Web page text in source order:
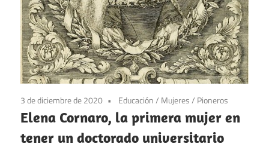
3 de diciembre de 2020 Educación/ Mujeres/ Pioneros
Elena Cornaro, la primera mujer en
tener un doctorado universitario